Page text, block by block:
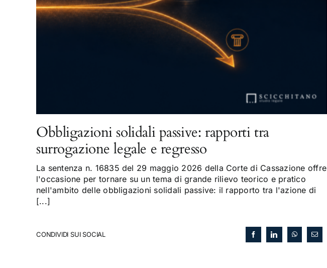
Obbligazioni solidali passive: rapporti tra
surrogazione legale e regresso
La sentenza n. 16835 del 29 maggio 2026 della Corte di Cassazione offre
l'occasione per tornare su un tema di grande rilievo teorico e pratico
nell'ambito delle obbligazioni solidali passive: il rapporto tra l'azione di
[...]
CONDIVIDI SUI SOCIAL